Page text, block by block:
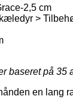
2,5 cm
>
baseret på 35
en lang